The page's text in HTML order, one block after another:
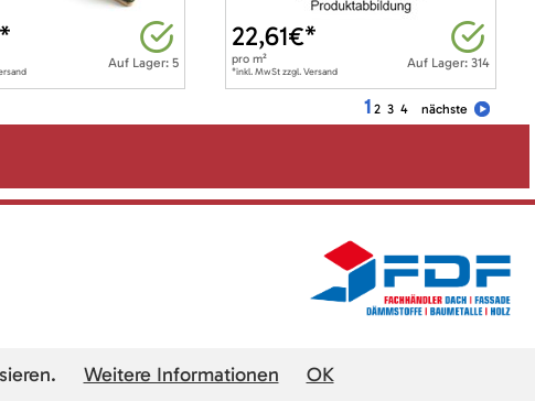
Auf Lager: 5 Auf Lager: 314
22,61€*
prom²
*inkl. MwSt zzgl. Versand
1 2 3 4 nächste
Weitere Informationen OK